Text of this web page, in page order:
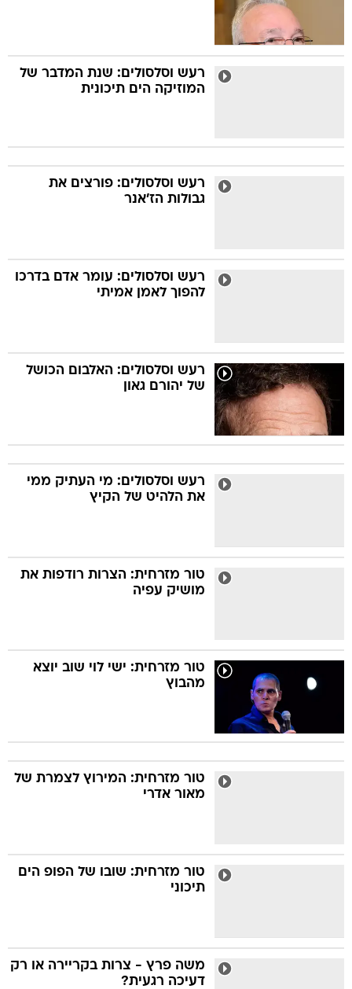
רעש וסלסולים: שנת המדבר של
המוזיקה הים תיכונית
רעש וסלסולים: פורצים את
גבולות הז'אנר
רעש וסלסולים: עומר אדם בדרכו
להפוך לאמן אמיתי
רעש וסלסולים: האלבום הכושל
של יהורם גאון
רעש וסלסולים: מי העתיק ממי
את הלהיט של הקיץ
טור מזרחית: הצרות רודפות את
מושיק עפיה
טור מזרחית: ישי לוי שוב יוצא
מהבוץ
טור מזרחית: המירוץ לצמרת של
מאור אדרי
טור מזרחית: שובו של הפופ הים
תיכוני
משה פרץ - צרות בקריירה או רק
דעיכה רגעית?